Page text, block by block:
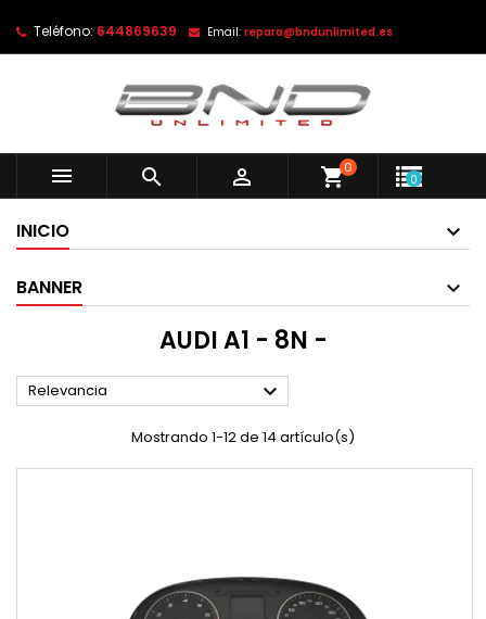
Teléfono: 644869639 Email: repara@bndunlimited.es
   shopping_cart0
0
INICIO
BANNER
AUDI A1 - 8N -
Relevancia 
Mostrando 1-12 de 14 artículo(s)